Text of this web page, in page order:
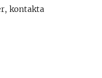
kontakta